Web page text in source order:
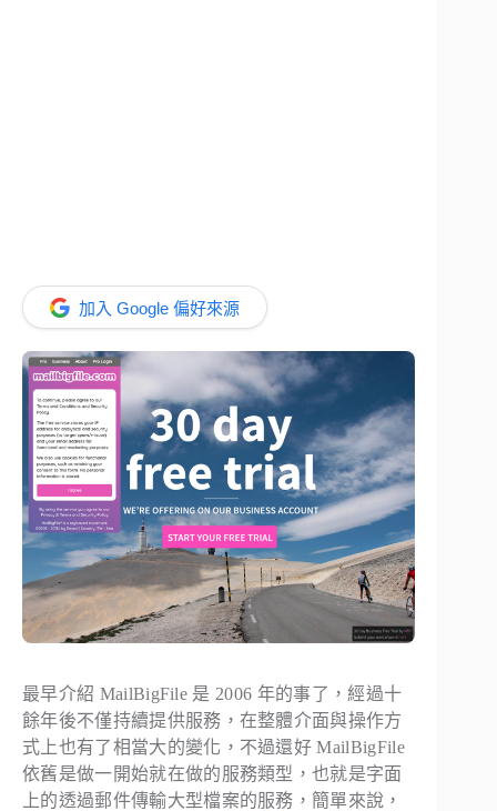
加入 Google 偏好來源
最早介紹 MailBigFile 是 2006 年的事了，經過十
餘年後不僅持續提供服務，在整體介面與操作方
式上也有了相當大的變化，不過還好 MailBigFile
依舊是做一開始就在做的服務類型，也就是字面
上的透過郵件傳輸大型檔案的服務，簡單來說，